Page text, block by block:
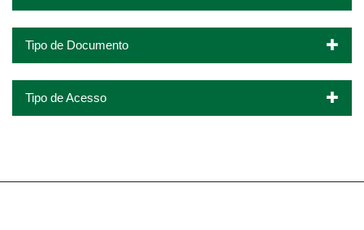
Tipo de Documento
Tipo de Acesso